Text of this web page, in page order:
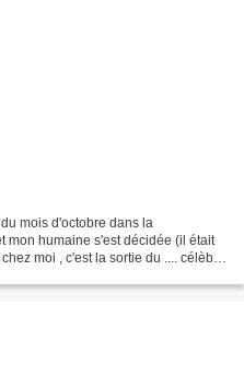
mois d'octobre dans la
mon humaine s'est décidée (il était
moi , c'est la sortie du .... célèbre